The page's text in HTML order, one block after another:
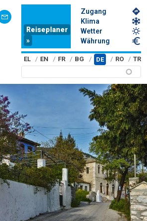
contact
Reiseplaner
»
Zugang
Klima
Wetter
Währung
EL EN FR BG DE RO TR